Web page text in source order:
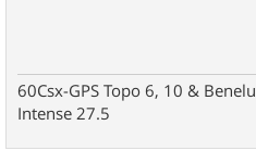
60Csx-GPS Topo 6, 10 &
Intense 27.5